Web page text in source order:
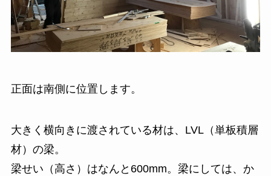
正面は南側に位置します。
大きく横向きに渡されている材は、LVL（単板積層
材）の梁。
梁せい（高さ）はなんと600mm。梁にしては、か